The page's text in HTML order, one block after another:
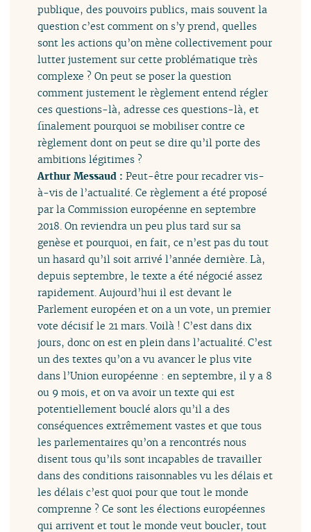
publique, des pouvoirs publics, mais souvent la
question c’est comment on s’y prend, quelles
sont les actions qu’on mène collectivement pour
lutter justement sur cette problématique très
complexe ? On peut se poser la question
comment justement le règlement entend régler
ces questions-là, adresse ces questions-là, et
finalement pourquoi se mobiliser contre ce
règlement dont on peut se dire qu’il porte des
ambitions légitimes ?
Arthur Messaud :Peut-être pour recadrer vis-
à-vis de l’actualité. Ce règlement a été proposé
par la Commission européenne en septembre
2018. On reviendra un peu plus tard sur sa
genèse et pourquoi, en fait, ce n’est pas du tout
un hasard qu’il soit arrivé l’année dernière. Là,
depuis septembre, le texte a été négocié assez
rapidement. Aujourd’hui il est devant le
Parlement européen et on a un vote, un premier
vote décisif le 21 mars. Voilà ! C’est dans dix
jours, donc on est en plein dans l’actualité. C’est
un des textes qu’on a vu avancer le plus vite
dans l’Union européenne : en septembre, il y a 8
ou 9 mois, et on va avoir un texte qui est
potentiellement bouclé alors qu’il a des
conséquences extrêmement vastes et que tous
les parlementaires qu’on a rencontrés nous
disent tous qu’ils sont incapables de travailler
dans des conditions raisonnables vu les délais et
les délais c’est quoi pour que tout le monde
comprenne ? Ce sont les élections européennes
qui arrivent et tout le monde veut boucler, tout